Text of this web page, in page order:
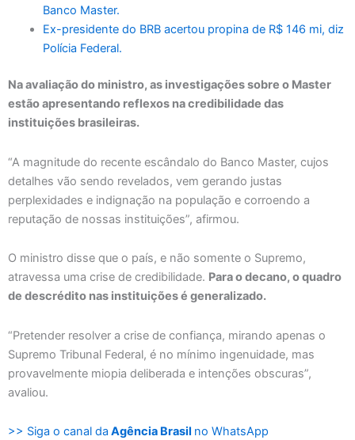
Banco Master.
Ex-presidente do BRB acertou propina de R$ 146 mi, diz
Polícia Federal.
Na avaliação do ministro, as investigações sobre o Master
estão apresentando reflexos na credibilidade das
instituições brasileiras.
“A magnitude do recente escândalo do Banco Master, cujos
detalhes vão sendo revelados, vem gerando justas
perplexidades e indignação na população e corroendo a
reputação de nossas instituições”, afirmou.
O ministro disse que o país, e não somente o Supremo,
atravessa uma crise de credibilidade. Para o decano, o quadro
de descrédito nas instituições é generalizado.
“Pretender resolver a crise de confiança, mirando apenas o
Supremo Tribunal Federal, é no mínimo ingenuidade, mas
provavelmente miopia deliberada e intenções obscuras”,
avaliou.
>> Siga o canal da Agência Brasil no WhatsApp